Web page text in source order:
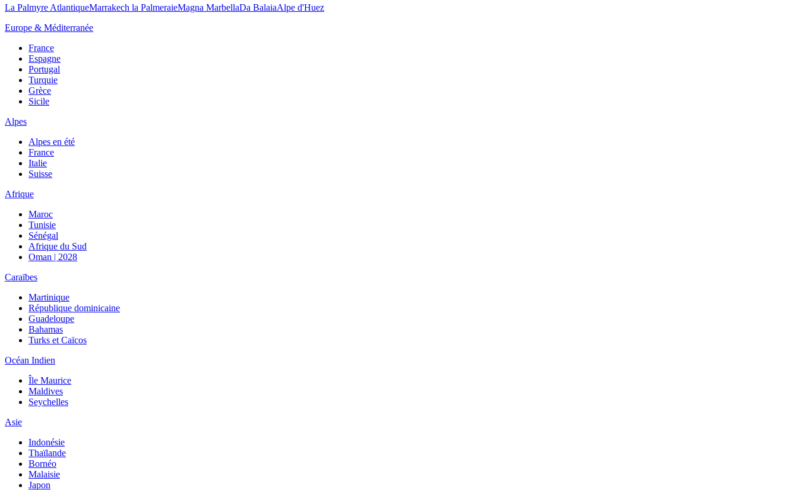
La Palmyre AtlantiqueMarrakech la PalmeraieMagna MarbellaDa BalaiaAlpe d'Huez
Europe & Méditerranée
France
Espagne
Portugal
Turquie
Grèce
Sicile
Alpes
Alpes en été
France
Italie
Suisse
Afrique
Maroc
Tunisie
Sénégal
Afrique du Sud
Oman | 2028
Caraïbes
Martinique
République dominicaine
Guadeloupe
Bahamas
Turks et Caïcos
Océan Indien
Île Maurice
Maldives
Seychelles
Asie
Indonésie
Thaïlande
Bornéo
Malaisie
Japon